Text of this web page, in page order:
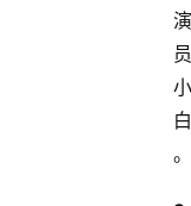
演
员
小
白
。